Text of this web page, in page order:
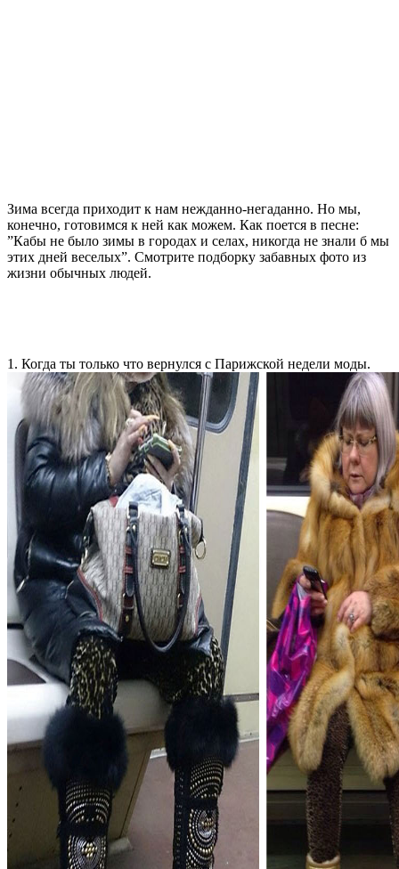
Зима всегда приходит к нам нежданно-негаданно. Но мы,
конечно, готовимся к ней как можем. Как поется в песне:
”Кабы не было зимы в городах и селах, никогда не знали б мы
этих дней веселых”. Смотрите подборку забавных фото из
жизни обычных людей.
1. Когда ты только что вернулся с Парижской недели моды.